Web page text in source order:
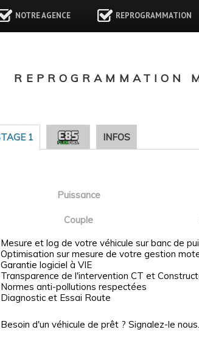
NOTRE AGENCE REPROGRAMMATION
REPROGRAMMATION
1 INFOS
Puissance
Couple
Mesure et log de votre véhicule sur banc de
Optimisation sur mesure de votre gestion
Garantie logiciel à VIE
Transparence de l'intervention CT et
Normes anti-pollutions respectées
Diagnostic et Essai Route
Besoin d'un véhicule de prêt ? Signalez-le nous.